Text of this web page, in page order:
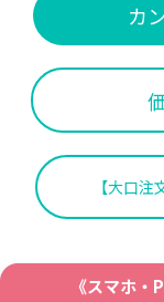
カ
【大口
《スマホ